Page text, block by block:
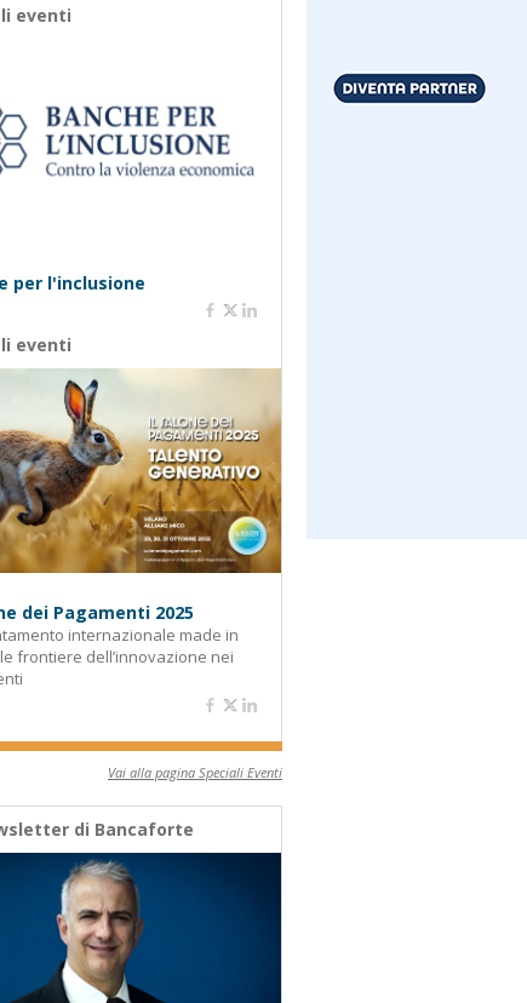
eventi
per l'inclusione
eventi
dei Pagamenti 2025
internazionale made in
frontiere dell’innovazione nei
Vai alla pagina Speciali Eventi
di Bancaforte